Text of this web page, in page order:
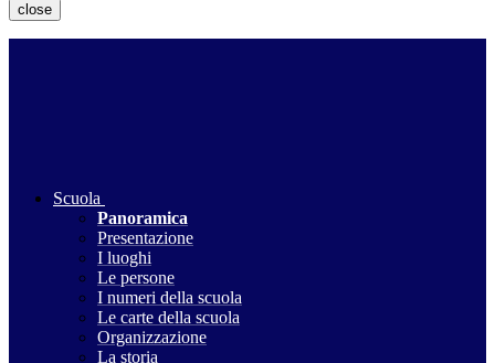
close
Scuola
Panoramica
Presentazione
I luoghi
Le persone
I numeri della scuola
Le carte della scuola
Organizzazione
La storia